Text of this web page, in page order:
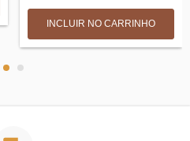
INCLUIR NO CARRINHO